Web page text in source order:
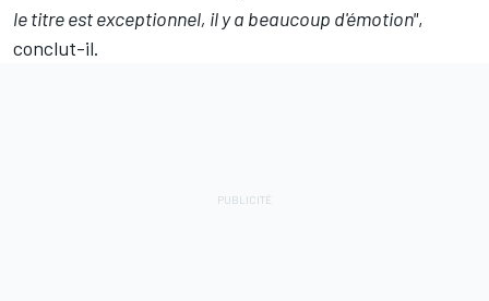
le titre est exceptionnel, il y a beaucoup d'émotion",
conclut-il.